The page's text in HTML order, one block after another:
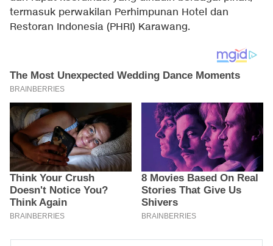
termasuk perwakilan Perhimpunan Hotel dan
Restoran Indonesia (PHRI) Karawang.